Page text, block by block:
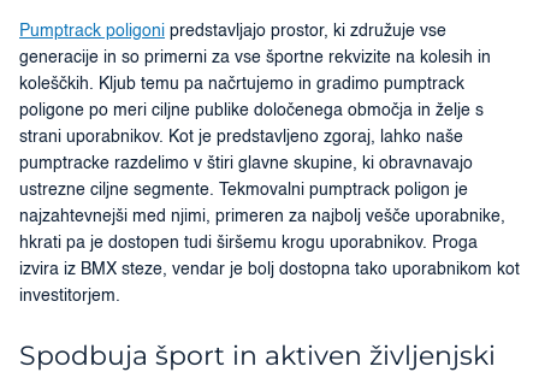
Pumptrack poligoni predstavljajo prostor, ki združuje vse
generacije in so primerni za vse športne rekvizite na kolesih in
koleščkih. Kljub temu pa načrtujemo in gradimo pumptrack
poligone po meri ciljne publike določenega območja in želje s
strani uporabnikov. Kot je predstavljeno zgoraj, lahko naše
pumptracke razdelimo v štiri glavne skupine, ki obravnavajo
ustrezne ciljne segmente. Tekmovalni pumptrack poligon je
najzahtevnejši med njimi, primeren za najbolj vešče uporabnike,
hkrati pa je dostopen tudi širšemu krogu uporabnikov. Proga
izvira iz BMX steze, vendar je bolj dostopna tako uporabnikom kot
investitorjem.
Spodbuja šport in aktiven življenjski